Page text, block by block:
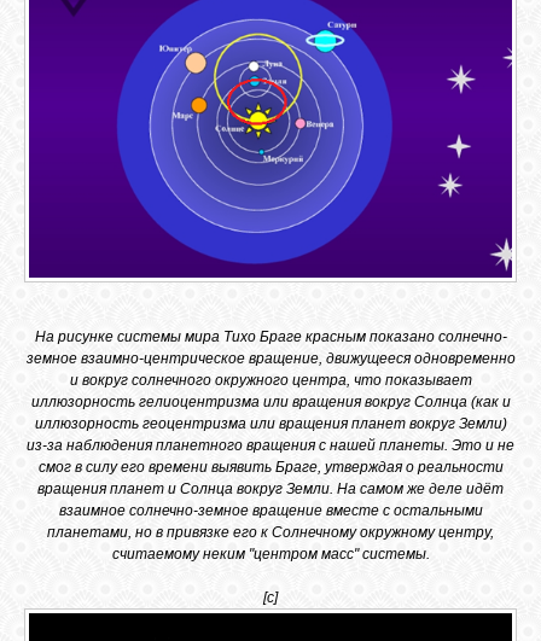
На рисунке системы мира Тихо Браге красным показано солнечно-
земное взаимно-центрическое вращение, движущееся одновременно
и вокруг солнечного окружного центра, что показывает
иллюзорность гелиоцентризма или вращения вокруг Солнца (как и
иллюзорность геоцентризма или вращения планет вокруг Земли)
из-за наблюдения планетного вращения с нашей планеты. Это и не
смог в силу его времени выявить Браге, утверждая о реальности
вращения планет и Солнца вокруг Земли. На самом же деле идёт
взаимное солнечно-земное вращение вместе с остальными
планетами, но в привязке его к Солнечному окружному центру,
считаемому неким "центром масс" системы.
[c]